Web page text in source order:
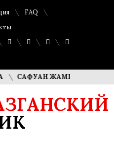
FAQ
ЖАМПЕИСОВ: «МЫ